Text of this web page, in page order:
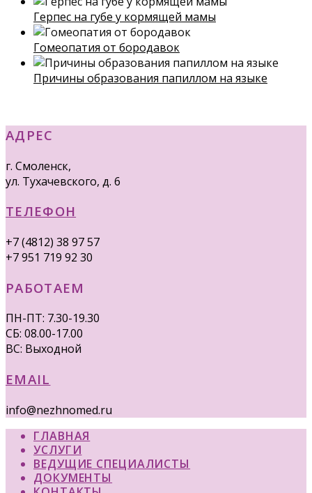
Герпес на губе у кормящей мамы
Гомеопатия от бородавок
Причины образования папиллом на языке
АДРЕС
г. Смоленск,
ул. Тухачевского, д. 6
ТЕЛЕФОН
+7 (4812) 38 97 57
+7 951 719 92 30
РАБОТАЕМ
ПН-ПТ: 7.30-19.30
СБ: 08.00-17.00
ВС: Выходной
EMAIL
info@nezhnomed.ru
ГЛАВНАЯ
УСЛУГИ
ВЕДУЩИЕ СПЕЦИАЛИСТЫ
ДОКУМЕНТЫ